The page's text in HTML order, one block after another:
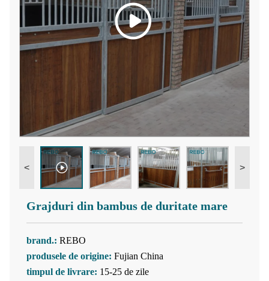
< >
Grajduri din bambus de duritate mare
brand.: REBO
produsele de origine: Fujian China
timpul de livrare: 15-25 de zile